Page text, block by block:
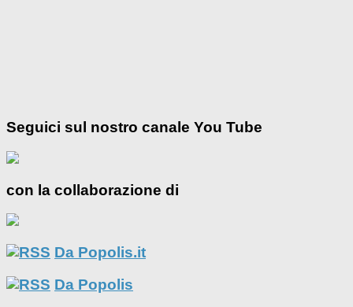
Seguici sul nostro canale You Tube
con la collaborazione di
Da Popolis.it
Da Popolis